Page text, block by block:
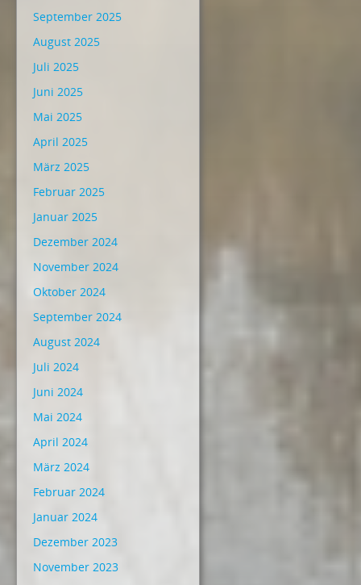
September 2025
August 2025
Juli 2025
Juni 2025
Mai 2025
April 2025
März 2025
Februar 2025
Januar 2025
Dezember 2024
November 2024
Oktober 2024
September 2024
August 2024
Juli 2024
Juni 2024
Mai 2024
April 2024
März 2024
Februar 2024
Januar 2024
Dezember 2023
November 2023